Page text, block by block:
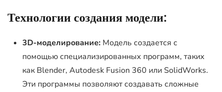
Технологии создания модели:
3D-моделирование: Модель создается с
помощью специализированных программ, таких
как Blender, Autodesk Fusion 360 или SolidWorks.
Эти программы позволяют создавать сложные